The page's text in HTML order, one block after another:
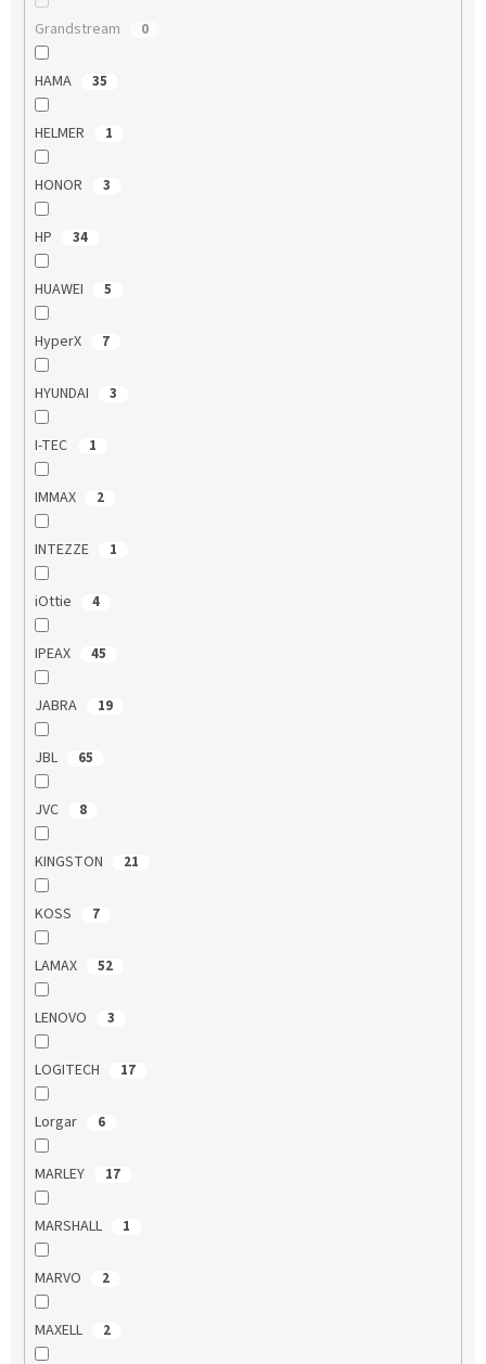
Grandstream 0
HAMA 35
HELMER 1
HONOR 3
HP 34
HUAWEI 5
HyperX 7
HYUNDAI 3
I-TEC 1
IMMAX 2
INTEZZE 1
iOttie 4
IPEAX 45
JABRA 19
JBL 65
JVC 8
KINGSTON 21
KOSS 7
LAMAX 52
LENOVO 3
LOGITECH 17
Lorgar 6
MARLEY 17
MARSHALL 1
MARVO 2
MAXELL 2